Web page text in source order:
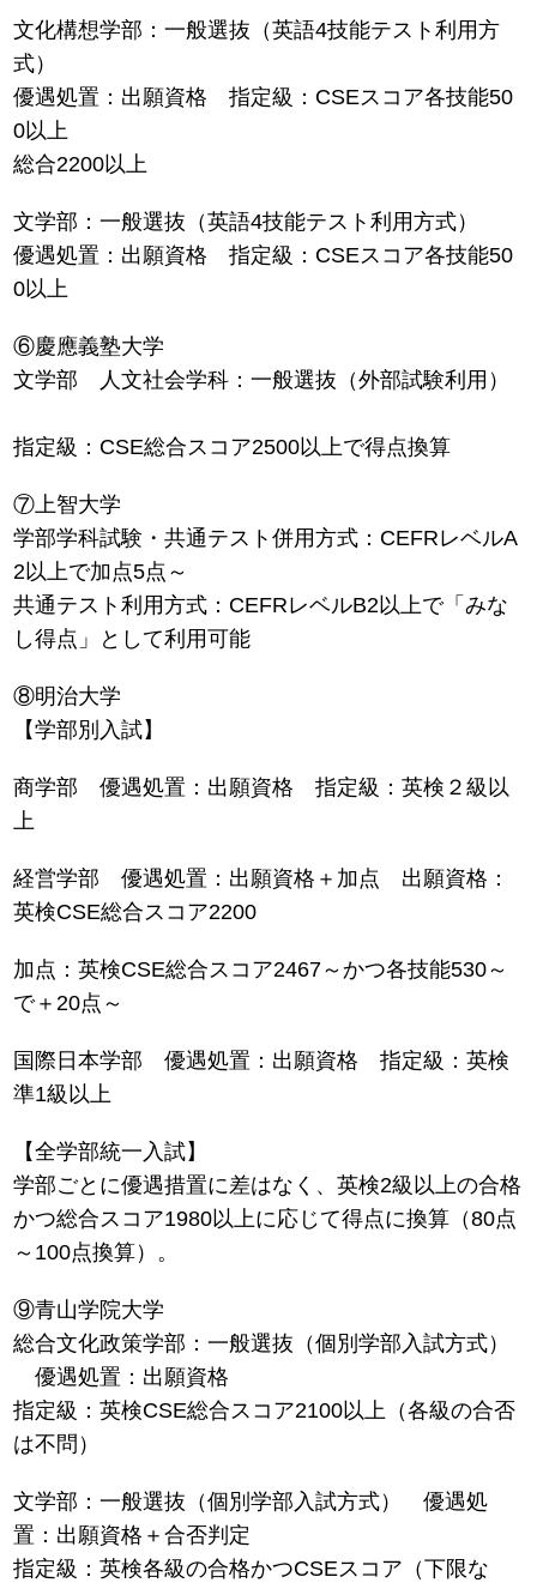
文化構想学部：一般選抜（英語4技能テスト利用方
式）
優遇処置：出願資格 指定級：CSEスコア各技能50
0以上
総合2200以上
文学部：一般選抜（英語4技能テスト利用方式）
優遇処置：出願資格 指定級：CSEスコア各技能50
0以上
⑥慶應義塾大学
文学部 人文社会学科：一般選抜（外部試験利用）
指定級：CSE総合スコア2500以上で得点換算
⑦上智大学
学部学科試験・共通テスト併用方式：CEFRレベルA
2以上で加点5点～
共通テスト利用方式：CEFRレベルB2以上で「みな
し得点」として利用可能
⑧明治大学
【学部別入試】
商学部 優遇処置：出願資格 指定級：英検２級以
上
経営学部 優遇処置：出願資格＋加点 出願資格：
英検CSE総合スコア2200
加点：英検CSE総合スコア2467～かつ各技能530～
で＋20点～
国際日本学部 優遇処置：出願資格 指定級：英検
準1級以上
【全学部統一入試】
学部ごとに優遇措置に差はなく、英検2級以上の合格
かつ総合スコア1980以上に応じて得点に換算（80点
～100点換算）。
⑨青山学院大学
総合文化政策学部：一般選抜（個別学部入試方式）
優遇処置：出願資格
指定級：英検CSE総合スコア2100以上（各級の合否
は不問）
文学部：一般選抜（個別学部入試方式） 優遇処
置：出願資格＋合否判定
指定級：英検各級の合格かつCSEスコア（下限な